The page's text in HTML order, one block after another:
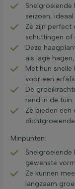
seizoen,
Ze zijn perfect
schuttingen of
Deze
als lage
Met hun
voor een
De
rand in de tuin.
Ze bieden een
Minpunten:
gewenste
Ze kunnen
langzaam